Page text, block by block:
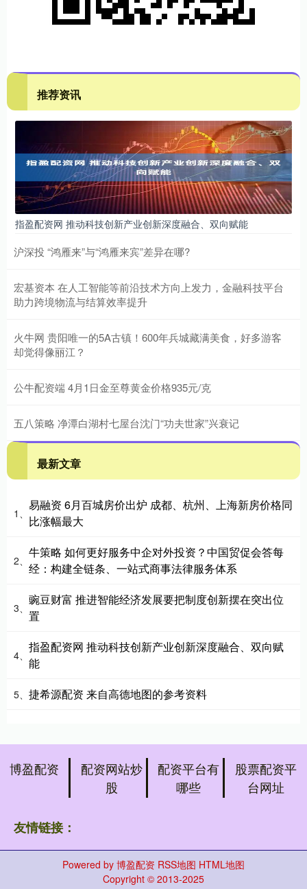
推荐资讯
指盈配资网 推动科技创新产业创新深度融合、双向赋能
沪深投 “鸿雁来”与“鸿雁来宾”差异在哪?
宏基资本 在人工智能等前沿技术方向上发力，金融科技平台
助力跨境物流与结算效率提升
火牛网 贵阳唯一的5A古镇！600年兵城藏满美食，好多游客
却觉得像丽江？
公牛配资端 4月1日金至尊黄金价格935元/克
五八策略 净潭白湖村七屋台沈门“功夫世家”兴衰记
最新文章
1、
易融资 6月百城房价出炉 成都、杭州、上海新房价格同
比涨幅最大
2、
牛策略 如何更好服务中企对外投资？中国贸促会答每
经：构建全链条、一站式商事法律服务体系
3、
豌豆财富 推进智能经济发展要把制度创新摆在突出位
置
4、
指盈配资网 推动科技创新产业创新深度融合、双向赋
能
5、 捷希源配资 来自高德地图的参考资料
博盈配资
配资网站炒
股
配资平台有
哪些
股票配资平
台网址
友情链接：
Powered by 博盈配资 RSS地图 HTML地图
Copyright © 2013-2025